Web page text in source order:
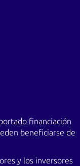
financiación
beneficiarse de
y los inversores